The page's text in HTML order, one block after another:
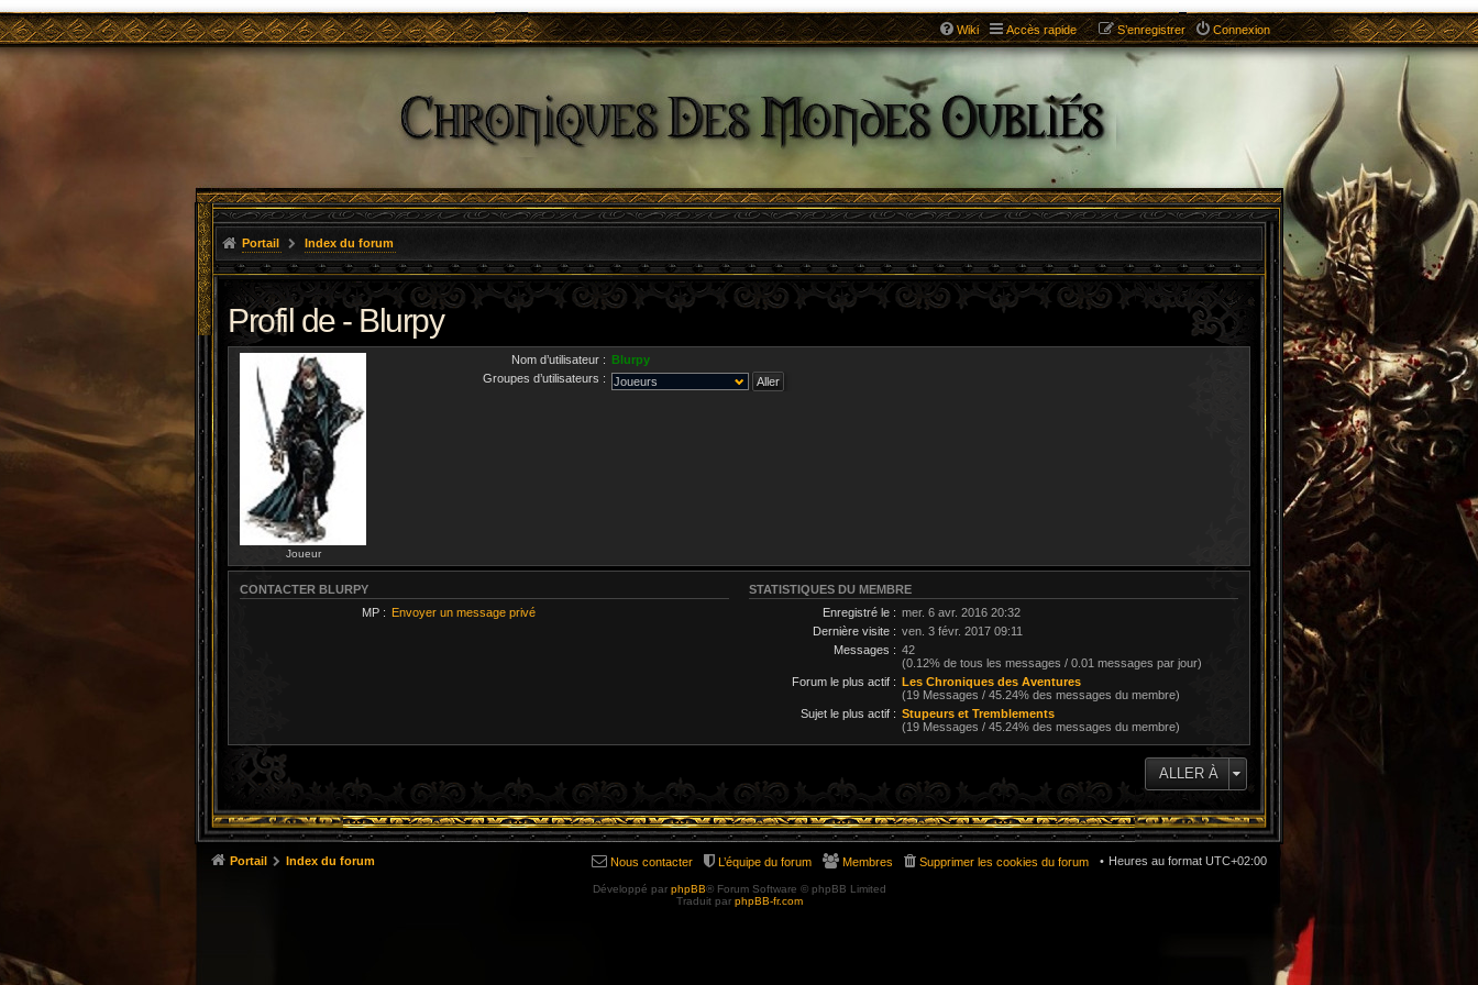
Wiki Accès rapide Connexion
S’enregistrer
Portail Index du forum
Profil de - Blurpy
Joueur
Nom d’utilisateur : Blurpy
Groupes d’utilisateurs :
CONTACTER BLURPY
MP : Envoyer un message privé
STATISTIQUES DU MEMBRE
Enregistré le : mer. 6 avr. 2016 20:32
Dernière visite : ven. 3 févr. 2017 09:11
Messages : 42
(0.12% de tous les messages / 0.01 messages par jour)
Forum le plus actif : Les Chroniques des Aventures
(19 Messages / 45.24% des messages du membre)
Sujet le plus actif : Stupeurs et Tremblements
(19 Messages / 45.24% des messages du membre)
ALLER À
Portail Index du forum Heures au format UTC+02:00
Supprimer les cookies du forum
Membres
L’équipe du forum
Nous contacter
Développé par phpBB® Forum Software © phpBB Limited
Traduit par phpBB-fr.com